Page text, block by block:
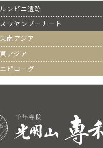
ルンビニ遺跡
スワヤンブーナート
東南アジア
東アジア
エピローグ